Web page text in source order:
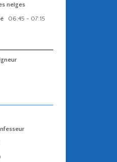
neiges
06:45 - 07:15